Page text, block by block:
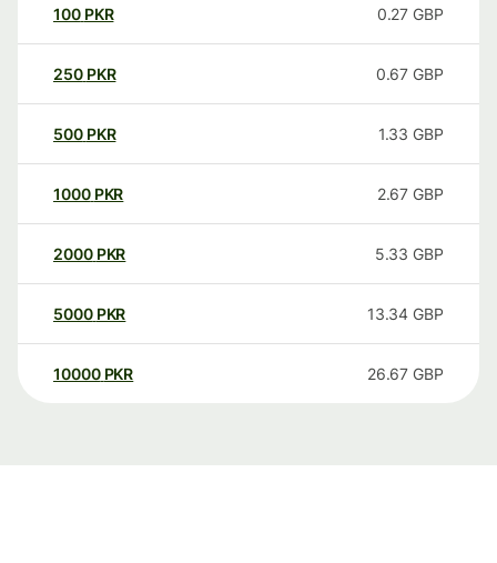
100 PKR 0.27 GBP
250 PKR 0.67 GBP
500 PKR 1.33 GBP
1000 PKR 2.67 GBP
2000 PKR 5.33 GBP
5000 PKR 13.34 GBP
10000 PKR 26.67 GBP